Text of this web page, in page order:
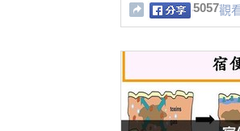
5057觀